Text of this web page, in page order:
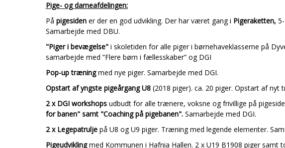
Pige- og dameafdelingen:
På pigesiden er der en god udvikling. Der har været gang i Pigeraketten,
Samarbejde med DBU.
"Piger i bevægelse" i skoletiden for alle piger i børnehaveklasserne på
samarbejde med ”Flere børn i fællesskaber” og DGI
Pop-up træningmed nye piger. Samarbejde med DGI.
Opstart af yngste pigeårgang U8 (2018 piger). ca. 20 piger. Opstart af
2 x DGI workshops udbudt for alle trænere, voksne og frivillige på
for banen" samt "Coaching på pigebanen". Samarbejde med DGI.
2 x Legepatrulje på U8 og U9 piger. Træning med legende elementer.
Pigeudviklingmed Kommunen i Hafnia Hallen. 2 x U19 B1908 piger